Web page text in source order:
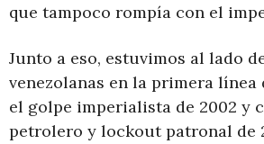
que tampoco rompía con el
Junto a eso, estuvimos al lado
venezolanas en la primera
el golpe imperialista de 2002 y
petrolero y lockout patronal de